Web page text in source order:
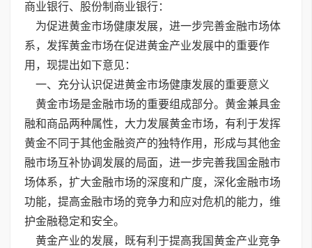
商业银行、股份制商业银行：
为促进黄金市场健康发展，进一步完善金融市场体
系，发挥黄金市场在促进黄金产业发展中的重要作
用，现提出如下意见：
一、充分认识促进黄金市场健康发展的重要意义
黄金市场是金融市场的重要组成部分。黄金兼具金
融和商品两种属性，大力发展黄金市场，有利于发挥
黄金不同于其他金融资产的独特作用，形成与其他金
融市场互补协调发展的局面，进一步完善我国金融市
场体系，扩大金融市场的深度和广度，深化金融市场
功能，提高金融市场的竞争力和应对危机的能力，维
护金融稳定和安全。
黄金产业的发展，既有利于提高我国黄金产业竞争